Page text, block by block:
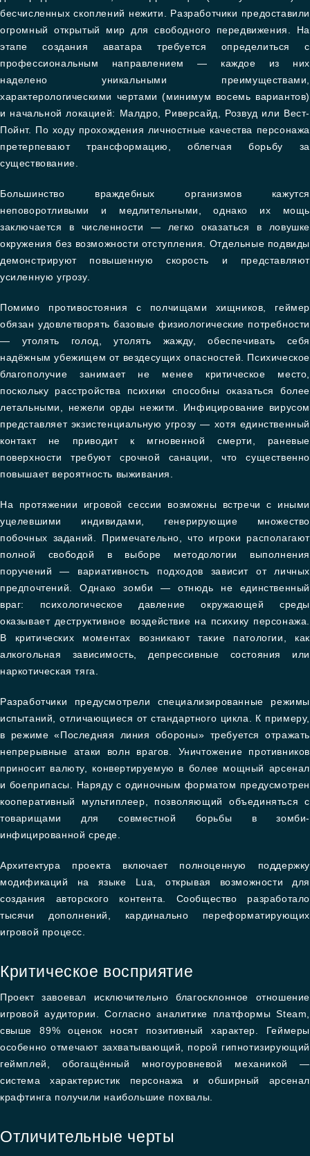
бесчисленных скоплений нежити. Разработчики предоставили
огромный открытый мир для свободного передвижения. На
этапе создания аватара требуется определиться с
профессиональным направлением — каждое из них
наделено уникальными преимуществами,
характерологическими чертами (минимум восемь вариантов)
и начальной локацией: Малдро, Риверсайд, Розвуд или Вест-
Пойнт. По ходу прохождения личностные качества персонажа
претерпевают трансформацию, облегчая борьбу за
существование.
Большинство враждебных организмов кажутся
неповоротливыми и медлительными, однако их мощь
заключается в численности — легко оказаться в ловушке
окружения без возможности отступления. Отдельные подвиды
демонстрируют повышенную скорость и представляют
усиленную угрозу.
Помимо противостояния с полчищами хищников, геймер
обязан удовлетворять базовые физиологические потребности
— утолять голод, утолять жажду, обеспечивать себя
надёжным убежищем от вездесущих опасностей. Психическое
благополучие занимает не менее критическое место,
поскольку расстройства психики способны оказаться более
летальными, нежели орды нежити. Инфицирование вирусом
представляет экзистенциальную угрозу — хотя единственный
контакт не приводит к мгновенной смерти, раневые
поверхности требуют срочной санации, что существенно
повышает вероятность выживания.
На протяжении игровой сессии возможны встречи с иными
уцелевшими индивидами, генерирующие множество
побочных заданий. Примечательно, что игроки располагают
полной свободой в выборе методологии выполнения
поручений — вариативность подходов зависит от личных
предпочтений. Однако зомби — отнюдь не единственный
враг: психологическое давление окружающей среды
оказывает деструктивное воздействие на психику персонажа.
В критических моментах возникают такие патологии, как
алкогольная зависимость, депрессивные состояния или
наркотическая тяга.
Разработчики предусмотрели специализированные режимы
испытаний, отличающиеся от стандартного цикла. К примеру,
в режиме «Последняя линия обороны» требуется отражать
непрерывные атаки волн врагов. Уничтожение противников
приносит валюту, конвертируемую в более мощный арсенал
и боеприпасы. Наряду с одиночным форматом предусмотрен
кооперативный мультиплеер, позволяющий объединяться с
товарищами для совместной борьбы в зомби-
инфицированной среде.
Архитектура проекта включает полноценную поддержку
модификаций на языке Lua, открывая возможности для
создания авторского контента. Сообщество разработало
тысячи дополнений, кардинально переформатирующих
игровой процесс.
Критическое восприятие
Проект завоевал исключительно благосклонное отношение
игровой аудитории. Согласно аналитике платформы Steam,
свыше 89% оценок носят позитивный характер. Геймеры
особенно отмечают захватывающий, порой гипнотизирующий
геймплей, обогащённый многоуровневой механикой —
система характеристик персонажа и обширный арсенал
крафтинга получили наибольшие похвалы.
Отличительные черты